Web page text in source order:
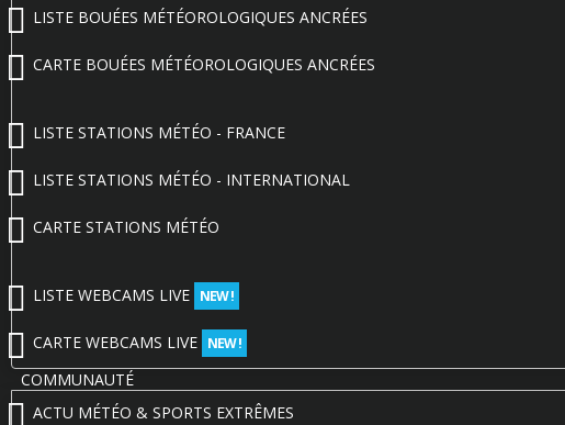
LISTE BOUÉES MÉTÉOROLOGIQUES ANCRÉES
CARTE BOUÉES MÉTÉOROLOGIQUES ANCRÉES
LISTE STATIONS MÉTÉO - FRANCE
LISTE STATIONS MÉTÉO - INTERNATIONAL
CARTE STATIONS MÉTÉO
LISTE WEBCAMS LIVE NEW !
CARTE WEBCAMS LIVE NEW !
COMMUNAUTÉ
ACTU MÉTÉO & SPORTS EXTRÊMES